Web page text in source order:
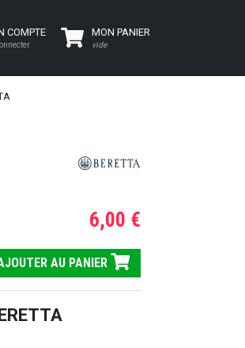
COMPTE MON PANIER
vide
6,00 €
AU PANIER